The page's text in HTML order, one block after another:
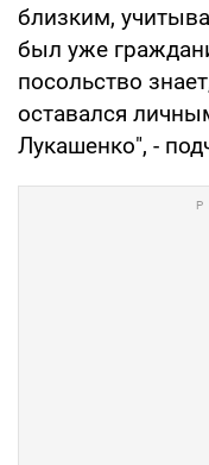
близким,
был уже
посольство
оставался
Лукашенко", -